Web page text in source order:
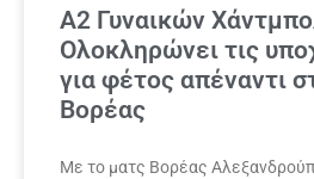
Α2 Γυναικών
Ολοκληρώνει τις
για φέτος απέναντι
Βορέας
Με το ματς Βορέας